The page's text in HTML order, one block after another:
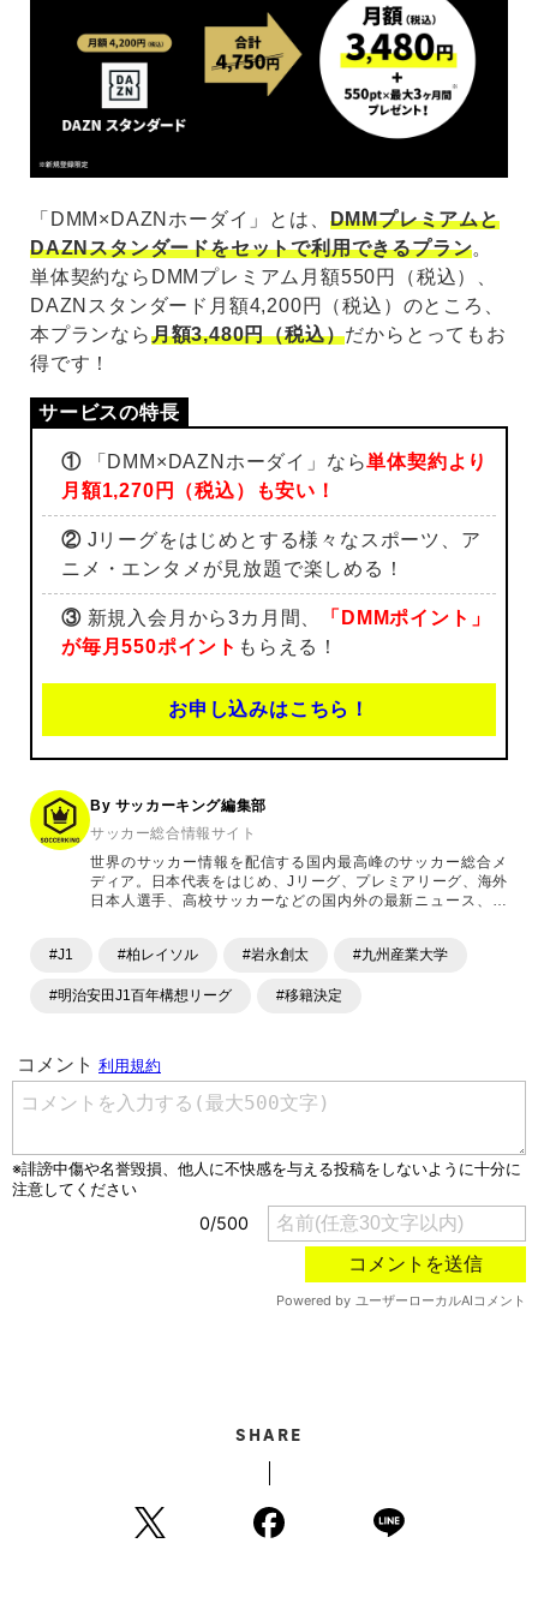
「DMM×DAZNホーダイ」とは、 DMMプレミアムと
DAZNスタンダードをセットで利用できるプラン。
単体契約ならDMMプレミアム月額550円（税込）、
DAZNスタンダード月額4,200円（税込）のところ、
本プランなら月額3,480円（税込）だからとってもお
得です！
①「DMM×DAZNホーダイ」なら単体契約より
月額1,270円（税込）も安い！
②Jリーグをはじめとする様々なスポーツ、ア
ニメ・エンタメが見放題で楽しめる！
③新規入会月から3カ月間、
「DMMポイント」
が毎月550ポイント もらえる！
お申し込みはこちら！
By サッカーキング編集部
サッカー総合情報サイト
世界のサッカー情報を配信する国内最高峰のサッカー総合メ
ディア。日本代表をはじめ、Jリーグ、プレミアリーグ、海外
日本人選手、高校サッカーなどの国内外の最新ニュース、コ
ます。「X」「Instagram」「YouTube」「TikTok」など、
#J1 #柏レイソル #岩永創太 #九州産業大学
#明治安田J1百年構想リーグ #移籍決定
SHARE